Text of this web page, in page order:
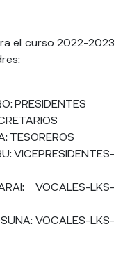
el curso 2022-2023
PRESIDENTES
TESOREROS
VICEPRESIDENTES-
VOCALES-LKS-
VOCALES-LKS-